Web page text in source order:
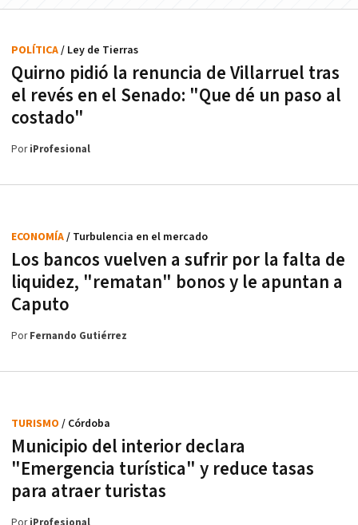
Quirno pidió la renuncia de Villarruel tras
el revés en el Senado: "Que dé un paso al
costado"
POLÍTICA/ Ley de Tierras
PoriProfesional
Los bancos vuelven a sufrir por la falta de
liquidez, "rematan" bonos y le apuntan a
Caputo
ECONOMÍA/ Turbulencia en el mercado
PorFernando Gutiérrez
Municipio del interior declara
"Emergencia turística" y reduce tasas
para atraer turistas
TURISMO / Córdoba